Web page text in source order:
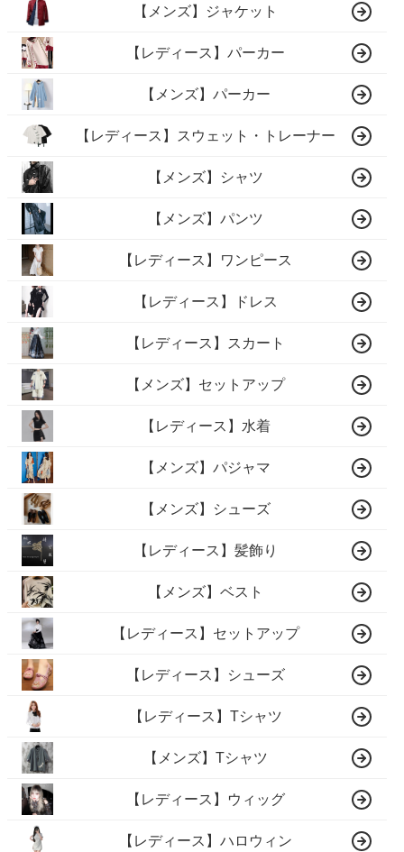
【メンズ】ジャケット
【レディース】パーカー
【メンズ】パーカー
【レディース】スウェット・トレーナー
【メンズ】シャツ
【メンズ】パンツ
【レディース】ワンピース
【レディース】ドレス
【レディース】スカート
【メンズ】セットアップ
【レディース】水着
【メンズ】パジャマ
【メンズ】シューズ
【レディース】髪飾り
【メンズ】ベスト
【レディース】セットアップ
【レディース】シューズ
【レディース】Tシャツ
【メンズ】Tシャツ
【レディース】ウィッグ
【レディース】ハロウィン